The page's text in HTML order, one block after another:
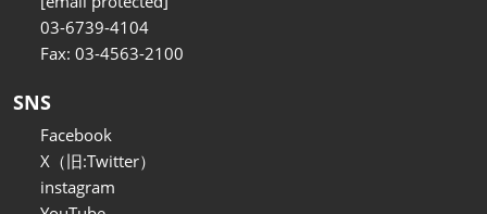
03-6739-4104
Fax: 03-4563-2100
SNS
Facebook
X（旧:Twitter）
instagram